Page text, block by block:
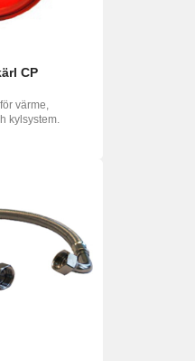
CP
värme,
kylsystem.